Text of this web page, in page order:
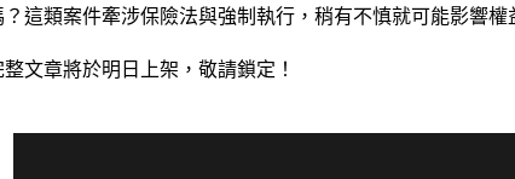
？這類案件牽涉保險法與強制執行，稍有不慎就可能影響權
整文章將於明日上架，敬請鎖定！